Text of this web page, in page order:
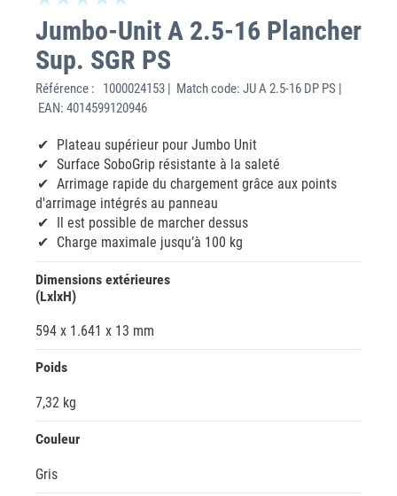
Jumbo-Unit A 2.5-16 Plancher
Sup. SGR PS
Référence :
1000024153 | Match code: JU A 2.5-16 DP PS |
EAN: 4014599120946
Plateau supérieur pour Jumbo Unit
Surface SoboGrip résistante à la saleté
Arrimage rapide du chargement grâce aux points
d'arrimage intégrés au panneau
Il est possible de marcher dessus
Charge maximale jusqu’à 100 kg
Dimensions extérieures
(LxlxH)
594 x 1.641 x 13 mm
Poids
7,32 kg
Couleur
Gris